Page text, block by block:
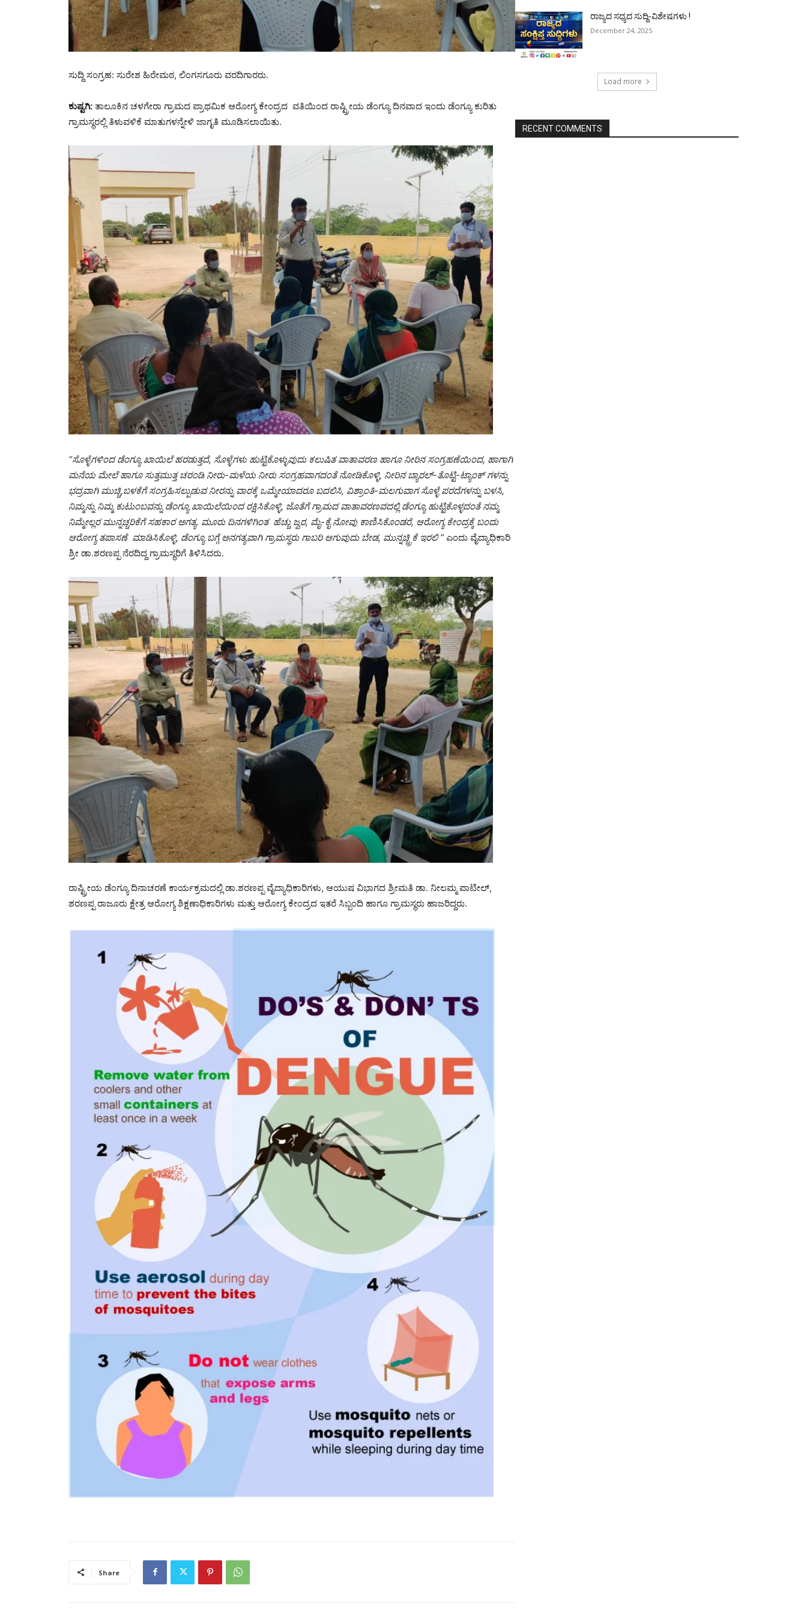
ಸುದ್ದಿ ಸಂಗ್ರಹ: ಸುರೇಶ ಹಿರೇಮಠ, ಲಿಂಗಸಗೂರು ವರದಿಗಾರರು.
ಕುಷ್ಟಗಿ: ತಾಲೂಕಿನ ಚಳಗೇರಾ ಗ್ರಾಮದ ಪ್ರಾಥಮಿಕ ಆರೋಗ್ಯ ಕೇಂದ್ರದ ವತಿಯಿಂದ ರಾಷ್ಟ್ರೀಯ ಡೆಂಗ್ಯೂ ದಿನವಾದ ಇಂದು ಡೆಂಗ್ಯೂ ಕುರಿತು
ಗ್ರಾಮಸ್ಥರಲ್ಲಿ ತಿಳುವಳಿಕೆ ಮಾತುಗಳನ್ನೇಳಿ ಜಾಗೃತಿ ಮೂಡಿಸಲಾಯಿತು.
“ಸೊಳ್ಳೆಗಳಿಂದ ಡೆಂಗ್ಯೂ ಖಾಯಿಲೆ ಹರಡುತ್ತದೆ, ಸೊಳ್ಳೆಗಳು ಹುಟ್ಟಿಕೊಳ್ಳುವುದು ಕಲುಷಿತ ವಾತಾವರಣ ಹಾಗೂ ನೀರಿನ ಸಂಗ್ರಹಣೆಯಿಂದ, ಹಾಗಾಗಿ
ಮನೆಯ ಮೇಲೆ ಹಾಗೂ ಸುತ್ತಮುತ್ತ ಚರಂಡಿ ನೀರು-ಮಳೆಯ ನೀರು ಸಂಗ್ರಹವಾಗದಂತೆ ನೋಡಿಕೊಳ್ಳಿ, ನೀರಿನ ಬ್ಯಾರಲ್-ತೊಟ್ಟಿ-ಟ್ಯಾಂಕ್‌ ಗಳನ್ನು
ಭದ್ರವಾಗಿ ಮುಚ್ಚಿ,ಬಳಕೆಗೆ ಸಂಗ್ರಹಿಸಲ್ಪುಡುವ ನೀರನ್ನು ವಾರಕ್ಕೆ ಒಮ್ಮೇಯಾದರೂ ಬದಲಿಸಿ, ವಿಶ್ರಾಂತಿ-ಮಲಗುವಾಗ ಸೊಳ್ಳೆ ಪರದೆಗಳನ್ನು ಬಳಸಿ,
ನಿಮ್ಮನ್ನು ನಿಮ್ಮ ಕುಟುಂಬವನ್ನು ಡೆಂಗ್ಯೂ ಖಾಯಿಲೆಯಿಂದ ರಕ್ಷಿಸಿಕೊಳ್ಳಿ, ಜೊತೆಗೆ ಗ್ರಾಮದ ವಾತಾವರಣವದಲ್ಲಿ ಡೆಂಗ್ಯೂ ಹುಟ್ಟಿಕೊಳ್ಳದಂತೆ ನಮ್ಮ
ನಿಮ್ಮೇಲ್ಲರ ಮುನ್ನಚ್ಚರಿಕೆಗೆ ಸಹಕಾರ ಅಗತ್ಯ. ಮೂರು ದಿನಗಳಿಗಿಂತ ಹೆಚ್ಚು ಜ್ವರ, ಮೈ-ಕೈ ನೋವು ಕಾಣಿಸಿಕೊಂಡರೆ, ಆರೋಗ್ಯ ಕೇಂದ್ರಕ್ಕೆ ಬಂದು
ಆರೋಗ್ಯ ತಪಾಸಣೆ ಮಾಡಿಸಿಕೊಳ್ಳಿ, ಡೆಂಗ್ಯೂ ಬಗ್ಗೆ ಅನಗತ್ಯವಾಗಿ ಗ್ರಾಮಸ್ಥರು ಗಾಬರಿ ಆಗುವುದು ಬೇಡ, ಮುನ್ನಚ್ಚ್ರಿಕೆ ಇರಲಿ ” ಎಂದು ವೈದ್ಯಾಧಿಕಾರಿ
‍ಶ್ರೀ ಡಾ.ಶರಣಪ್ಪ ನೆರದಿದ್ದ ಗ್ರಾಮಸ್ಥರಿಗೆ ತಿಳಿಸಿದರು.
ರಾಷ್ಟ್ರೀಯ ಡೆಂಗ್ಯೂ ದಿನಾಚರಣೆ ಕಾರ್ಯಕ್ರಮದಲ್ಲಿ ಡಾ.ಶರಣಪ್ಪ ವೈದ್ಯಾಧಿಕಾರಿಗಳು, ಆಯುಷ ವಿಭಾಗದ ಶ್ರೀಮತಿ ಡಾ. ನೀಲಮ್ಮ ಪಾಟೀಲ್‌,
ಶರಣಪ್ಪ ರಾಜೂರು ಕ್ಷೇತ್ರ ಆರೋಗ್ಯ ಶಿಕ್ಷಣಾಧಿಕಾರಿಗಳು ಮತ್ತು ಆರೋಗ್ಯ ಕೇಂದ್ರದ ಇತರೆ ಸಿಬ್ಬಂದಿ ಹಾಗೂ ಗ್ರಾಮಸ್ಥರು ಹಾಜರಿದ್ದರು.
Share
ರಾಜ್ಯದ ಸಧ್ಯದ ಸುದ್ದಿ-ವಿಶೇಷಗಳು !
December 24, 2025
Load more
RECENT COMMENTS